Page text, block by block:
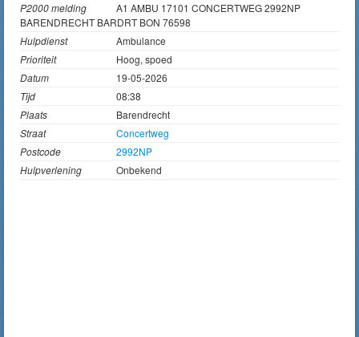
P2000 melding
A1 AMBU 17101 CONCERTWEG 2992NP
BARENDRECHT BARDRT BON 76598
Hulpdienst
Ambulance
Prioriteit
Hoog, spoed
Datum
19-05-2026
Tijd
08:38
Plaats
Barendrecht
Straat
Concertweg
Postcode
2992NP
Hulpverlening
Onbekend